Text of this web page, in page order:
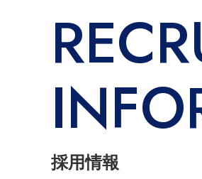
採用情報